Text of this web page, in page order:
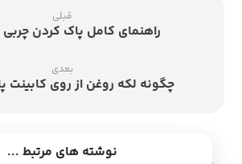
قبلی
راهنمای کامل پاک کردن چربی
بعدی
چگونه لکه روغن از روی کابینت
نوشته های مرتبط ...